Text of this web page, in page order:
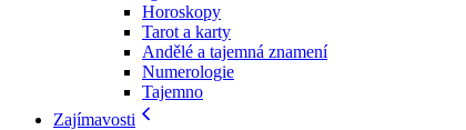
Horoskopy
Tarot a karty
Andělé a tajemná znamení
Numerologie
Tajemno
Zajímavosti